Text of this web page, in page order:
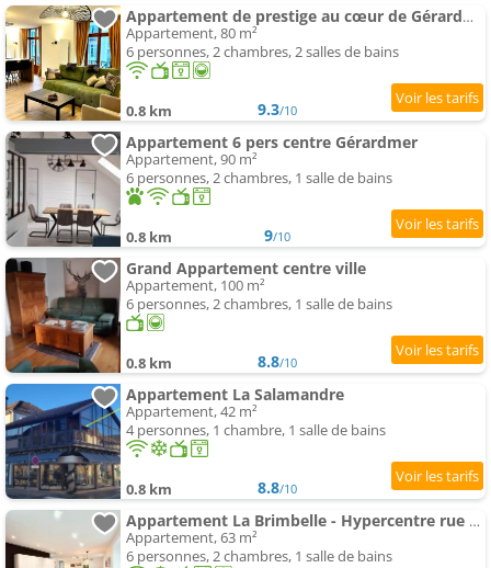
Appartement de prestige au cœur de Gérardmer
Appartement, 80 m²
6 personnes, 2 chambres, 2 salles de bains
0.8 km 9.3/10
Appartement 6 pers centre Gérardmer
Appartement, 90 m²
6 personnes, 2 chambres, 1 salle de bains
0.8 km 9/10
Grand Appartement centre ville
Appartement, 100 m²
6 personnes, 2 chambres, 1 salle de bains
0.8 km 8.8/10
Appartement La Salamandre
Appartement, 42 m²
4 personnes, 1 chambre, 1 salle de bains
0.8 km 8.8/10
Appartement La Brimbelle - Hypercentre rue piétonne
Appartement, 63 m²
6 personnes, 2 chambres, 1 salle de bains